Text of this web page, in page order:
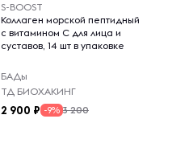
S-BOOST
Коллаген морской пептидный
с витамином С для лица и
суставов, 14 шт в упаковке
БАДы
ТД БИОХАКИНГ
2 900 -9% 3 200